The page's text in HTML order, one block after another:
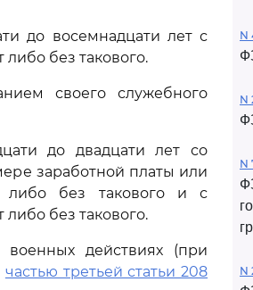
до восемнадцати лет с
без такового.
своего служебного
до двадцати лет со
заработной платы или
либо без такового и с
без такового.
действиях (при
частью третьей статьи 208
N
N
N
N